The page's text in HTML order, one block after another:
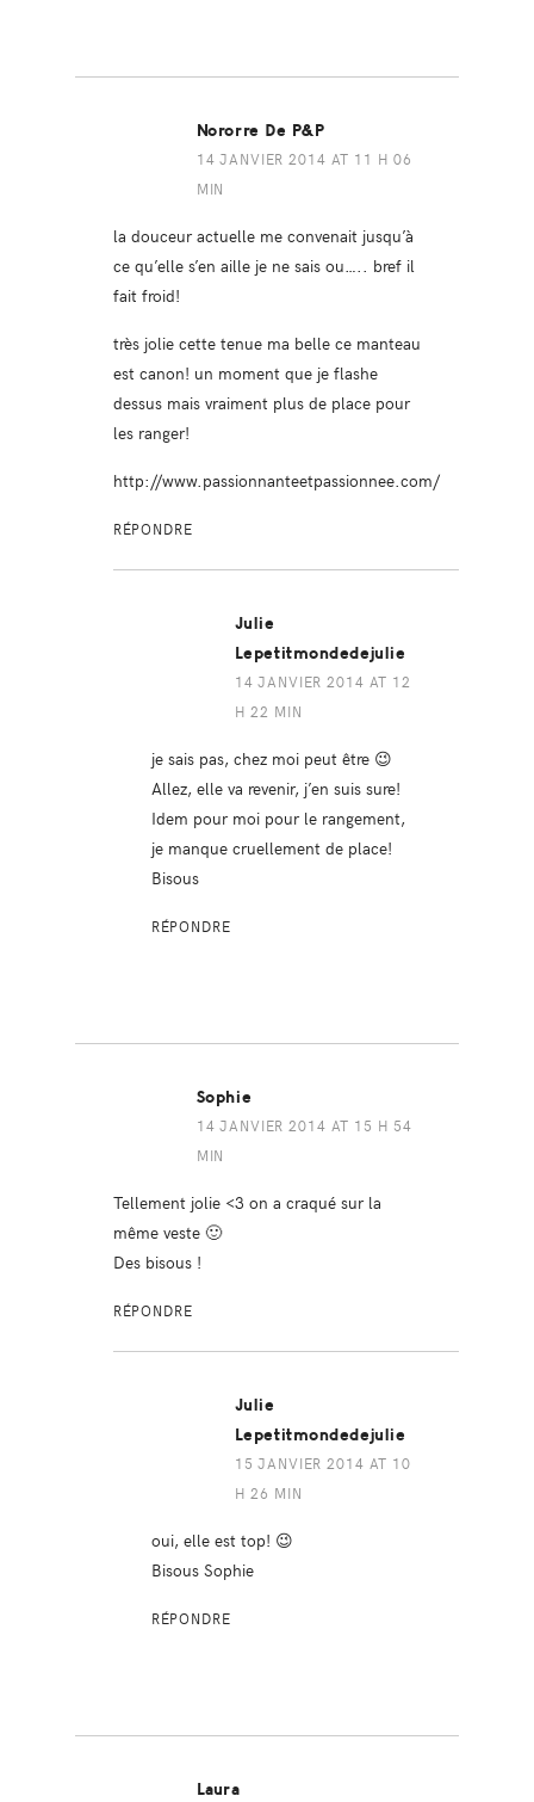
Nororre De P&P
14 JANVIER 2014 AT 11 H 06
MIN
la douceur actuelle me convenait jusqu’à
ce qu’elle s’en aille je ne sais ou….. bref il
fait froid!
très jolie cette tenue ma belle ce manteau
est canon! un moment que je flashe
dessus mais vraiment plus de place pour
les ranger!
http://www.passionnanteetpassionnee.com/
RÉPONDRE
Julie
Lepetitmondedejulie
14 JANVIER 2014 AT 12
H 22 MIN
je sais pas, chez moi peut être 😉
Allez, elle va revenir, j’en suis sure!
Idem pour moi pour le rangement,
je manque cruellement de place!
Bisous
RÉPONDRE
Sophie
14 JANVIER 2014 AT 15 H 54
MIN
Tellement jolie <3 on a craqué sur la
même veste 🙂
Des bisous !
RÉPONDRE
Julie
Lepetitmondedejulie
15 JANVIER 2014 AT 10
H 26 MIN
oui, elle est top! 😉
Bisous Sophie
RÉPONDRE
Laura